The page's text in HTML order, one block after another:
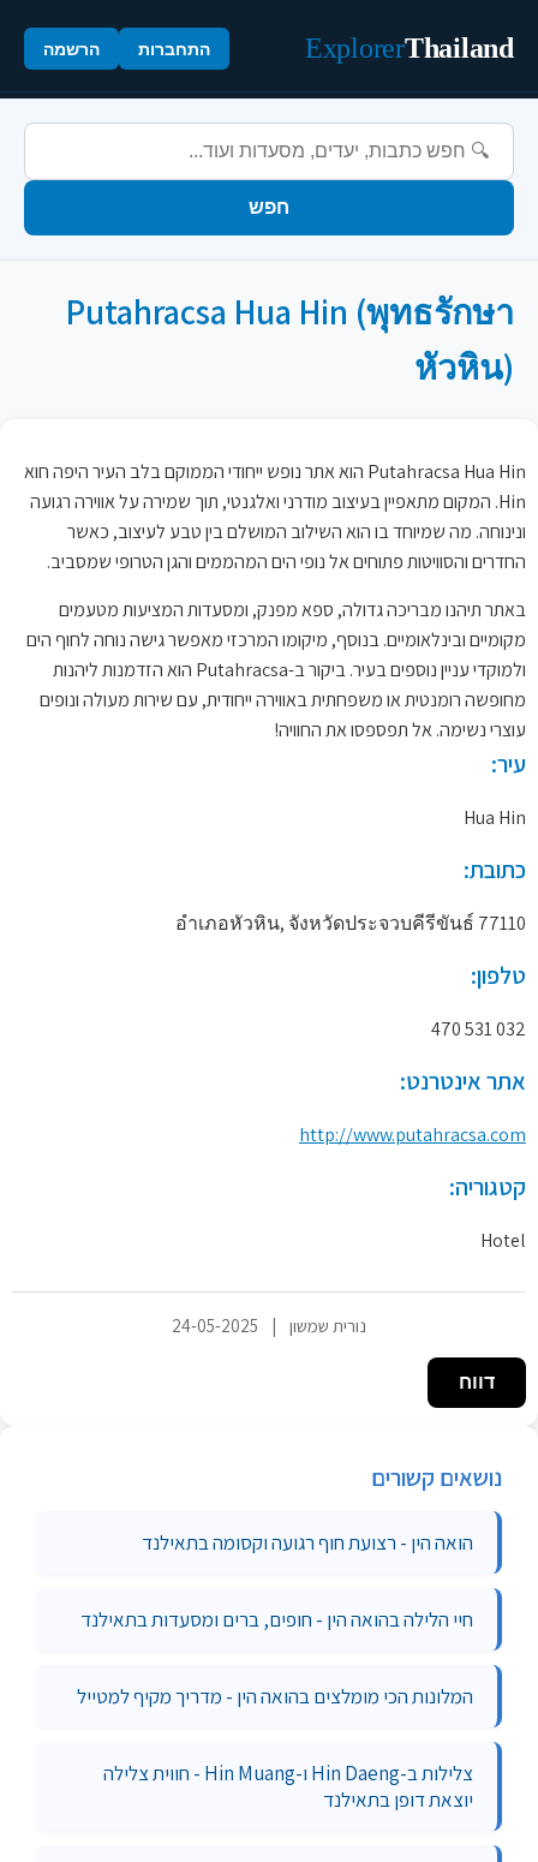
Thailand
Explorer התחברות הרשמה
חפש
Putahracsa Hua Hin (พุทธรักษา
หัวหิน)
Putahracsa Hua Hin הוא אתר נופש ייחודי הממוקם בלב העיר היפה חוא
Hin. המקום מתאפיין בעיצוב מודרני ואלגנטי, תוך שמירה על אווירה רגועה
ונינוחה. מה שמיוחד בו הוא השילוב המושלם בין טבע לעיצוב, כאשר
החדרים והסוויטות פתוחים אל נופי הים המהממים והגן הטרופי שמסביב.
באתר תיהנו מבריכה גדולה, ספא מפנק, ומסעדות המציעות מטעמים
מקומיים ובינלאומיים. בנוסף, מיקומו המרכזי מאפשר גישה נוחה לחוף הים
ולמוקדי עניין נוספים בעיר. ביקור ב-Putahracsa הוא הזדמנות ליהנות
מחופשה רומנטית או משפחתית באווירה ייחודית, עם שירות מעולה ונופים
עוצרי נשימה. אל תפספסו את החוויה!
עיר:
Hua Hin
כתובת:
อำเภอหัวหิน, จังหวัดประจวบคีรีขันธ์ 77110
טלפון:
032 531 470
אתר אינטרנט:
http://www.putahracsa.com
קטגוריה:
Hotel
נורית שמשון |
24-05-2025
דווח
נושאים קשורים
הואה הין - רצועת חוף רגועה וקסומה בתאילנד
חיי הלילה בהואה הין - חופים, ברים ומסעדות בתאילנד
המלונות הכי מומלצים בהואה הין - מדריך מקיף למטייל
צלילות ב-Hin Daeng ו-Hin Muang - חווית צלילה
יוצאת דופן בתאילנד